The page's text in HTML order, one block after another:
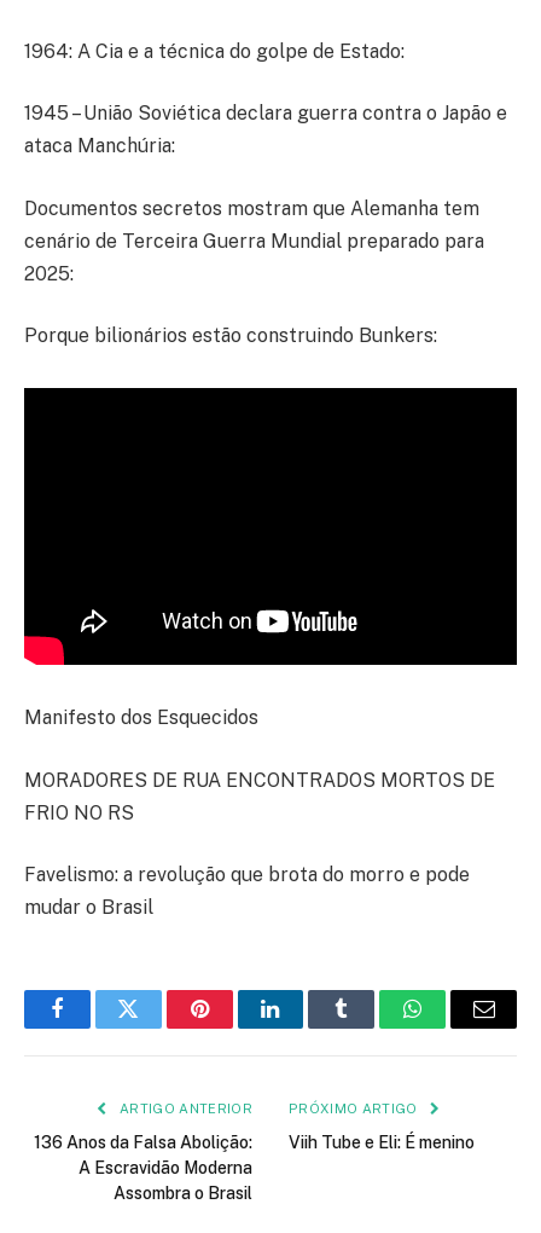
1964: A Cia e a técnica do golpe de Estado:
1945 – União Soviética declara guerra contra o Japão e
ataca Manchúria:
Documentos secretos mostram que Alemanha tem
cenário de Terceira Guerra Mundial preparado para
2025:
Porque bilionários estão construindo Bunkers:
Manifesto dos Esquecidos
MORADORES DE RUA ENCONTRADOS MORTOS DE
FRIO NO RS
Favelismo: a revolução que brota do morro e pode
mudar o Brasil
FacebookTwitter PinterestLinkedInTumblr WhatsApp
E-
ARTIGO ANTERIOR
136 Anos da Falsa Abolição:
A Escravidão Moderna
Assombra o Brasil
PRÓXIMO ARTIGO
Viih Tube e Eli: É menino